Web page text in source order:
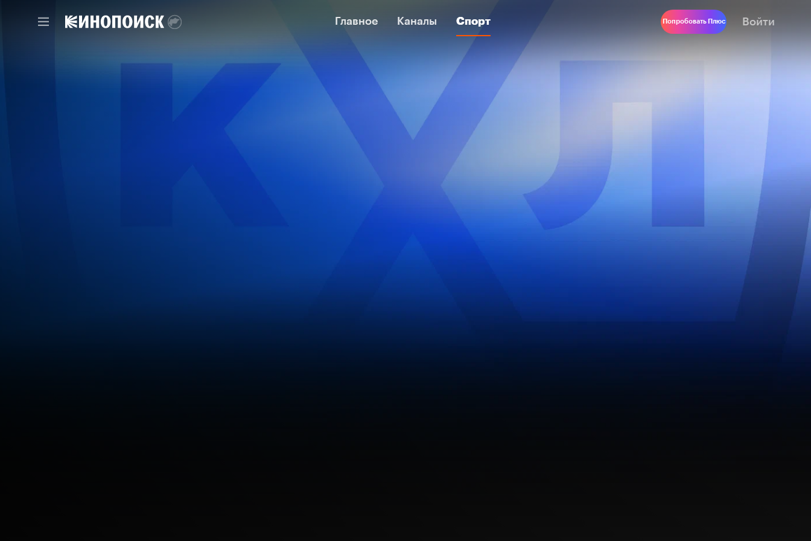
Главное Каналы Спорт
Главное Каналы Спорт Попробовать Плюс Войти